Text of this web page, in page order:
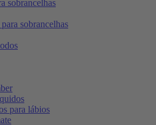
sobrancelhas
sobrancelhas
para lábios